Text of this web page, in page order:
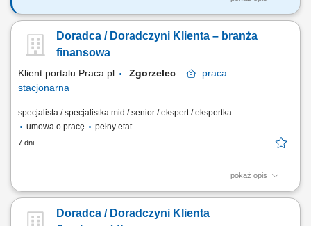
Jakie będą Twoje zadania: Aktywna sprzedaż i obsługa posprzedażowa
długofalowych relacji opartych na zaufaniu. Identyfikacja potrzeb i
dopasowywanie produktów i usług finansowych dla klientów. Analiza
Doradca / Doradczyni Klienta – branża
finansowa
Klient portalu Praca.pl Zgorzelec
praca
stacjonarna
specjalista / specjalistka mid / senior / ekspert / ekspertka
umowa o pracę
pełny etat
7 dni
pokaż opis
Aktywne pozyskiwanie klientów i budowanie z nimi długofalowych
odpowiednich rozwiązań finansowych. Sprzedaż produktów
Doradca / Doradczyni Klienta